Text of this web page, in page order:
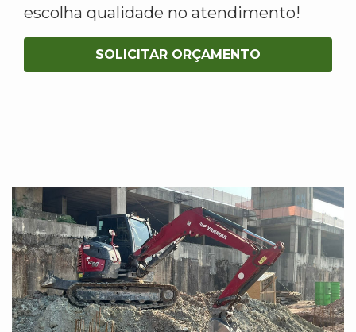
escolha qualidade no atendimento!
SOLICITAR ORÇAMENTO